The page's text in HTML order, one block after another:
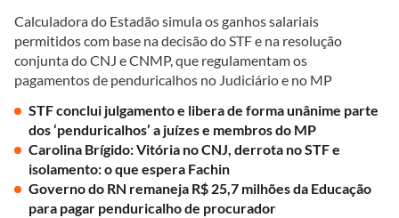
Calculadora do Estadão simula os ganhos salariais
permitidos com base na decisão do STF e na resolução
conjunta do CNJ e CNMP, que regulamentam os
pagamentos de penduricalhos no Judiciário e no MP
STF conclui julgamento e libera de forma unânime parte
dos ‘penduricalhos’ a juízes e membros do MP
Carolina Brígido: Vitória no CNJ, derrota no STF e
isolamento: o que espera Fachin
Governo do RN remaneja R$ 25,7 milhões da Educação
para pagar penduricalho de procurador